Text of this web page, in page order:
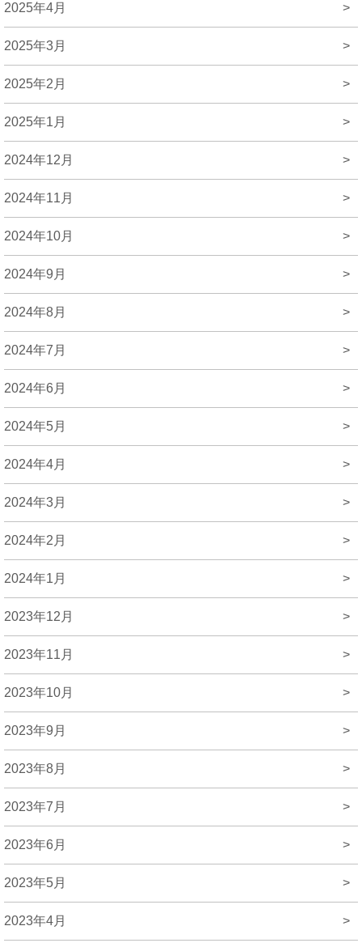
2025年4月 >
2025年3月 >
2025年2月 >
2025年1月 >
2024年12月 >
2024年11月 >
2024年10月 >
2024年9月 >
2024年8月 >
2024年7月 >
2024年6月 >
2024年5月 >
2024年4月 >
2024年3月 >
2024年2月 >
2024年1月 >
2023年12月 >
2023年11月 >
2023年10月 >
2023年9月 >
2023年8月 >
2023年7月 >
2023年6月 >
2023年5月 >
2023年4月 >